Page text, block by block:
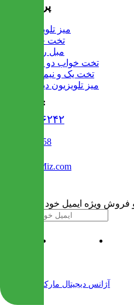
پرفروش ها
میز تلویزیون
تخت خواب
مبل راحتی
تخت خواب دو طبقه
تخت یک و نیم نفره
میز تلویزیون دیواری
تماس با ما :
۰۲۱۹۱۳۰۶۲۴۲
02122509458
Info@IranMiz.com
ویژه ایمیل خود را وارد کنید
آژانس دیجیتال مارکتینگ مهرنت